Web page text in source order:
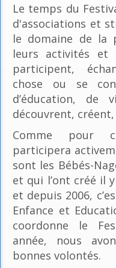
Le temps du
d'associations et
le domaine de la
leurs activités et
participent,
chose ou se
d’éducation,
découvrent,
Comme pour
participera
sont les Bébés-
et qui l’ont créé il
et depuis 2006,
Enfance et
coordonne le
année, nous
bonnes volontés.